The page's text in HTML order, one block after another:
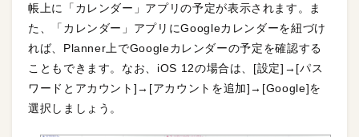
帳上に「カレンダー」アプリの予定が表示されます。ま
た、「カレンダー」アプリにGoogleカレンダーを紐づけ
れば、Planner上でGoogleカレンダーの予定を確認する
こともできます。なお、iOS 12の場合は、[設定]→[パス
ワードとアカウント]→[アカウントを追加]→[Google]を
選択しましょう。